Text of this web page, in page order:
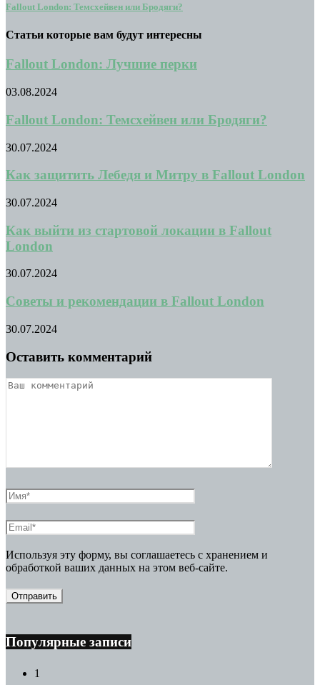
Fallout London: Темсхейвен или Бродяги?
Статьи которые вам будут интересны
Fallout London: Лучшие перки
03.08.2024
Fallout London: Темсхейвен или Бродяги?
30.07.2024
Как защитить Лебедя и Митру в Fallout London
30.07.2024
Как выйти из стартовой локации в Fallout
London
30.07.2024
Советы и рекомендации в Fallout London
30.07.2024
Оставить комментарий
Используя эту форму, вы соглашаетесь с хранением и
обработкой ваших данных на этом веб-сайте.
Популярные записи
1